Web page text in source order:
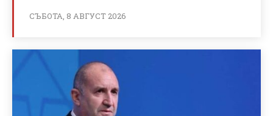
СЪБОТА, 8 АВГУСТ 2026